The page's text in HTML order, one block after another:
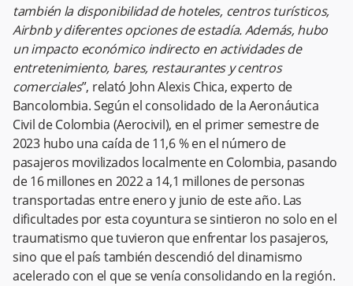
también la disponibilidad de hoteles, centros turísticos,
Airbnb y diferentes opciones de estadía. Además, hubo
un impacto económico indirecto en actividades de
entretenimiento, bares, restaurantes y centros
comerciales”, relató John Alexis Chica, experto de
Bancolombia. Según el consolidado de la Aeronáutica
Civil de Colombia (Aerocivil), en el primer semestre de
2023 hubo una caída de 11,6 % en el número de
pasajeros movilizados localmente en Colombia, pasando
de 16 millones en 2022 a 14,1 millones de personas
transportadas entre enero y junio de este año. Las
dificultades por esta coyuntura se sintieron no solo en el
traumatismo que tuvieron que enfrentar los pasajeros,
sino que el país también descendió del dinamismo
acelerado con el que se venía consolidando en la región.